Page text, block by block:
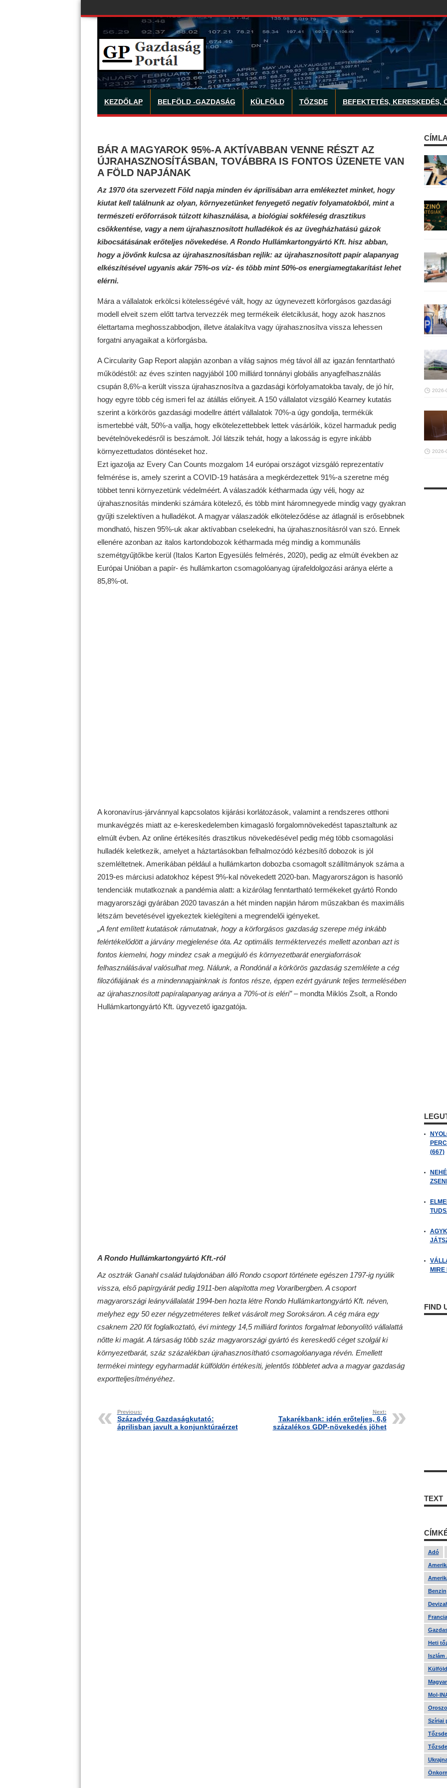
KEZDŐLAP BELFÖLD -GAZDASÁG KÜLFÖLD TŐZSDE BEFEKTETÉS, KERESKEDÉS,
BÁR A MAGYAROK 95%-A AKTÍVABBAN VENNE RÉSZT AZ
ÚJRAHASZNOSÍTÁSBAN, TOVÁBBRA IS FONTOS ÜZENETE VAN
A FÖLD NAPJÁNAK
Az 1970 óta szervezett Föld napja minden év áprilisában arra emlékeztet minket, hogy
kiutat kell találnunk az olyan, környezetünket fenyegető negatív folyamatokból, mint a
természeti erőforrások túlzott kihasználása, a biológiai sokféleség drasztikus
csökkentése, vagy a nem újrahasznosított hulladékok és az üvegházhatású gázok
kibocsátásának erőteljes növekedése. A Rondo Hullámkartongyártó Kft. hisz abban,
hogy a jövőnk kulcsa az újrahasznosításban rejlik: az újrahasznosított papír alapanyag
elkészítésével ugyanis akár 75%-os víz- és több mint 50%-os energiamegtakarítást lehet
elérni.
Mára a vállalatok erkölcsi kötelességévé vált, hogy az úgynevezett körforgásos gazdasági
modell elveit szem előtt tartva tervezzék meg termékeik életciklusát, hogy azok hasznos
élettartama meghosszabbodjon, illetve átalakítva vagy újrahasznosítva vissza lehessen
forgatni anyagaikat a körforgásba.
A Circularity Gap Report alapján azonban a világ sajnos még távol áll az igazán fenntartható
működéstől: az éves szinten nagyjából 100 milliárd tonnányi globális anyagfelhasználás
csupán 8,6%-a került vissza újrahasznosítva a gazdasági körfolyamatokba tavaly, de jó hír,
hogy egyre több cég ismeri fel az átállás előnyeit. A 150 vállalatot vizsgáló Kearney kutatás
szerint a körkörös gazdasági modellre áttért vállalatok 70%-a úgy gondolja, termékük
ismertebbé vált, 50%-a vallja, hogy elkötelezettebbek lettek vásárlóik, közel harmaduk pedig
bevételnövekedésről is beszámolt. Jól látszik tehát, hogy a lakosság is egyre inkább
környezettudatos döntéseket hoz.
Ezt igazolja az Every Can Counts mozgalom 14 európai országot vizsgáló reprezentatív
felmérése is, amely szerint a COVID-19 hatására a megkérdezettek 91%-a szeretne még
többet tenni környezetünk védelméért. A válaszadók kétharmada úgy véli, hogy az
újrahasznosítás mindenki számára kötelező, és több mint háromnegyede mindig vagy gyakran
gyűjti szelektíven a hulladékot. A magyar válaszadók elköteleződése az átlagnál is erősebbnek
mondható, hiszen 95%-uk akar aktívabban cselekedni, ha újrahasznosításról van szó. Ennek
ellenére azonban az italos kartondobozok kétharmada még mindig a kommunális
szemétgyűjtőkbe kerül (Italos Karton Egyesülés felmérés, 2020), pedig az elmúlt években az
Európai Unióban a papír- és hullámkarton csomagolóanyag újrafeldolgozási aránya elérte a
85,8%-ot.
A koronavírus-járvánnyal kapcsolatos kijárási korlátozások, valamint a rendszeres otthoni
munkavégzés miatt az e-kereskedelemben kimagasló forgalomnövekedést tapasztaltunk az
elmúlt évben. Az online értékesítés drasztikus növekedésével pedig még több csomagolási
hulladék keletkezik, amelyet a háztartásokban felhalmozódó kézbesítő dobozok is jól
szemléltetnek. Amerikában például a hullámkarton dobozba csomagolt szállítmányok száma a
2019-es márciusi adatokhoz képest 9%-kal növekedett 2020-ban. Magyarországon is hasonló
tendenciák mutatkoznak a pandémia alatt: a kizárólag fenntartható termékeket gyártó Rondo
magyarországi gyárában 2020 tavaszán a hét minden napján három műszakban és maximális
létszám bevetésével igyekeztek kielégíteni a megrendelői igényeket.
„A fent említett kutatások rámutatnak, hogy a körforgásos gazdaság szerepe még inkább
felértékelődött a járvány megjelenése óta. Az optimális terméktervezés mellett azonban azt is
fontos kiemelni, hogy mindez csak a megújuló és környezetbarát energiaforrások
felhasználásával valósulhat meg. Nálunk, a Rondónál a körkörös gazdaság szemlélete a cég
filozófiájának és a mindennapjainknak is fontos része, éppen ezért gyárunk teljes termelésében
az újrahasznosított papíralapanyag aránya a 70%-ot is eléri”– mondta Miklós Zsolt, a Rondo
Hullámkartongyártó Kft. ügyvezető igazgatója.
A Rondo Hullámkartongyártó Kft.-ról
Az osztrák Ganahl család tulajdonában álló Rondo csoport története egészen 1797-ig nyúlik
vissza, első papírgyárát pedig 1911-ben alapította meg Vorarlbergben. A csoport
magyarországi leányvállalatát 1994-ben hozta létre Rondo Hullámkartongyártó Kft. néven,
melyhez egy 50 ezer négyzetméteres telket vásárolt meg Soroksáron. A cég mára egy
csaknem 220 főt foglalkoztató, évi mintegy 14,5 milliárd forintos forgalmat lebonyolító vállalattá
nőtte ki magát. A társaság több száz magyarországi gyártó és kereskedő céget szolgál ki
környezetbarát, száz százalékban újrahasznosítható csomagolóanyaga révén. Emellett
termékei mintegy egyharmadát külföldön értékesíti, jelentős többletet adva a magyar gazdaság
exportteljesítményéhez.
Previous:
Századvég Gazdaságkutató:
áprilisban javult a konjunktúraérzet
Next:
Takarékbank: idén erőteljes, 6,6
százalékos GDP-növekedés jöhet
2026-
2026-
(667)
MIRE
FIND
TEXT
Adó
Benzin
Heti
Iszlám
Mol-
Szíriai